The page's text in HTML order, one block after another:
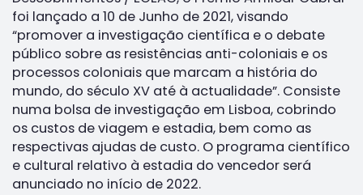
foi lançado a 10 de Junho de 2021, visando
“promover a investigação científica e o debate
público sobre as resistências anti-coloniais e os
processos coloniais que marcam a história do
mundo, do século XV até à actualidade”. Consiste
numa bolsa de investigação em Lisboa, cobrindo
os custos de viagem e estadia, bem como as
respectivas ajudas de custo. O programa científico
e cultural relativo à estadia do vencedor será
anunciado no início de 2022.